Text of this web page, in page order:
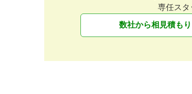
専任スタ
数社から相見積も